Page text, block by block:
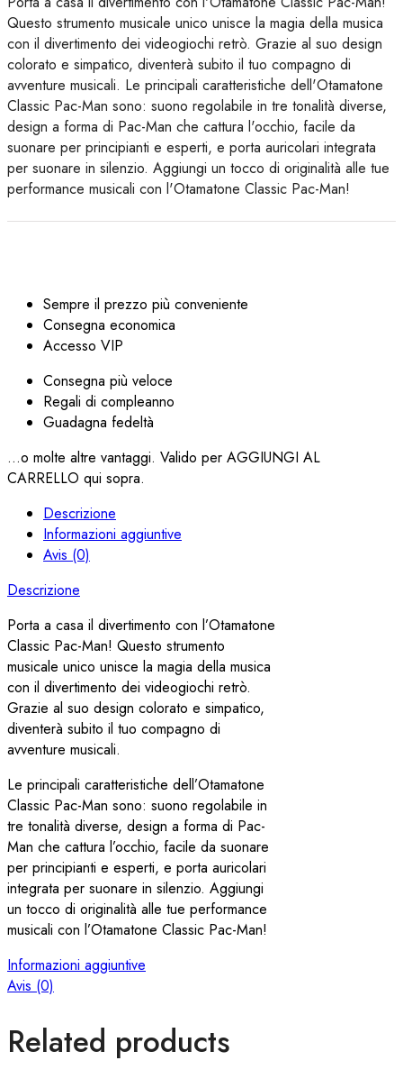
Questo strumento musicale unico unisce la magia della musica
con il divertimento dei videogiochi retrò. Grazie al suo design
colorato e simpatico, diventerà subito il tuo compagno di
avventure musicali. Le principali caratteristiche dell'Otamatone
Classic Pac-Man sono: suono regolabile in tre tonalità diverse,
design a forma di Pac-Man che cattura l'occhio, facile da
suonare per principianti e esperti, e porta auricolari integrata
per suonare in silenzio. Aggiungi un tocco di originalità alle tue
performance musicali con l'Otamatone Classic Pac-Man!
Sempre il prezzo più conveniente
Consegna economica
Accesso VIP
Consegna più veloce
Regali di compleanno
Guadagna fedeltà
...o molte altre vantaggi. Valido per AGGIUNGI AL
CARRELLO qui sopra.
Descrizione
Informazioni aggiuntive
Avis (0)
Descrizione
Porta a casa il divertimento con l’Otamatone
Classic Pac-Man! Questo strumento
musicale unico unisce la magia della musica
con il divertimento dei videogiochi retrò.
Grazie al suo design colorato e simpatico,
diventerà subito il tuo compagno di
avventure musicali.
Le principali caratteristiche dell’Otamatone
Classic Pac-Man sono: suono regolabile in
tre tonalità diverse, design a forma di Pac-
Man che cattura l’occhio, facile da suonare
per principianti e esperti, e porta auricolari
integrata per suonare in silenzio. Aggiungi
un tocco di originalità alle tue performance
musicali con l’Otamatone Classic Pac-Man!
Informazioni aggiuntive
Avis (0)
Related products